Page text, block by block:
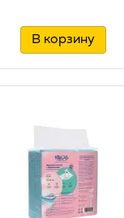
В корзину